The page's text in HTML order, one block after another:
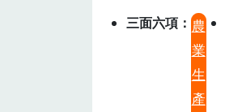
三面六項
農
業
生
產